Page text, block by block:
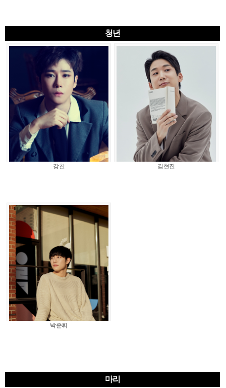
청년
강찬 김현진
박준휘
마리